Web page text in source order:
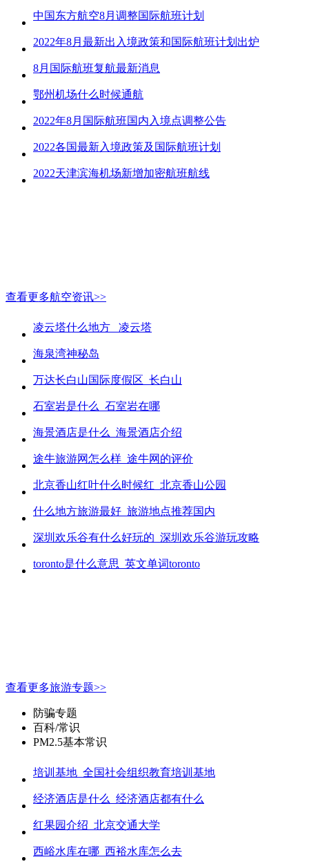
中国东方航空8月调整国际航班计划
2022年8月最新出入境政策和国际航班计划出炉
8月国际航班复航最新消息
鄂州机场什么时候通航
2022年8月国际航班国内入境点调整公告
2022各国最新入境政策及国际航班计划
2022天津滨海机场新增加密航班航线
查看更多航空资讯>>
凌云塔什么地方_ 凌云塔
海泉湾神秘岛
万达长白山国际度假区_长白山
石室岩是什么_石室岩在哪
海景酒店是什么_海景酒店介绍
途牛旅游网怎么样_途牛网的评价
北京香山红叶什么时候红_北京香山公园
什么地方旅游最好_旅游地点推荐国内
深圳欢乐谷有什么好玩的_深圳欢乐谷游玩攻略
toronto是什么意思_英文单词toronto
查看更多旅游专题>>
防骗专题
百科/常识
PM2.5基本常识
培训基地_全国社会组织教育培训基地
经济酒店是什么_经济酒店都有什么
红果园介绍_北京交通大学
西峪水库在哪_西裕水库怎么去